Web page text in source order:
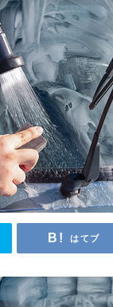
はてブ